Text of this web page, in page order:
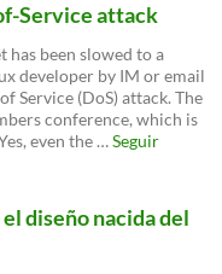
Service attack
has been slowed to a
developer by IM or email
Service (DoS) attack. The
conference, which is
even the …Seguir
diseño nacida del